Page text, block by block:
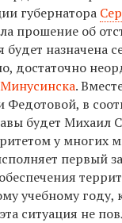
губернатора
прошение об
назначена
достаточно
.
Федотовой, в
будет Михаил
у многих
первый
учебному
ситуация не